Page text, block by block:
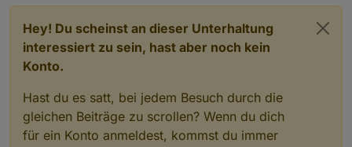
Hey! Du scheinst an dieser Unterhaltung
interessiert zu sein, hast aber noch kein
Konto.
Hast du es satt, bei jedem Besuch durch die
gleichen Beiträge zu scrollen? Wenn du dich
für ein Konto anmeldest, kommst du immer